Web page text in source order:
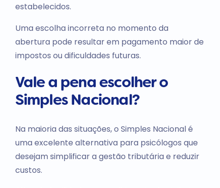
estabelecidos.
Uma escolha incorreta no momento da
abertura pode resultar em pagamento maior de
impostos ou dificuldades futuras.
Vale a pena escolher o
Simples Nacional?
Na maioria das situações, o Simples Nacional é
uma excelente alternativa para psicólogos que
desejam simplificar a gestão tributária e reduzir
custos.